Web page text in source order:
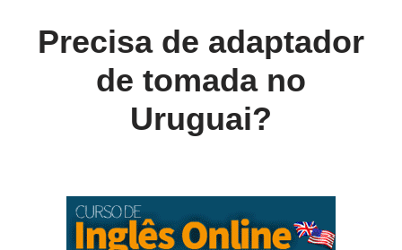
Precisa de adaptador
de tomada no
Uruguai?